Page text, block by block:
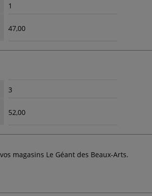
1
47,00
3
52,00
magasins Le Géant des Beaux-Arts.